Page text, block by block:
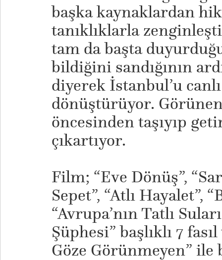
başka kaynaklardan
tanıklıklarla
tam da başta
bildiğini sandığının
diyerek İstanbul’u
dönüştürüyor.
öncesinden taşıyıp
çıkartıyor.
​Film; “Eve Dönüş”,
Sepet”, “Atlı Hayalet”,
“Avrupa’nın Tatlı
Şüphesi” başlıklı 7
Göze Görünmeyen”